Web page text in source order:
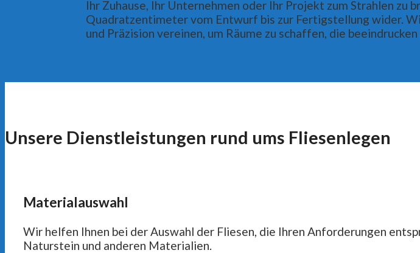
Ihr Zuhause, Ihr Unternehmen oder Ihr Projekt zum Strahlen
Quadratzentimeter vom Entwurf bis zur Fertigstellung wider.
und Präzision vereinen, um Räume zu schaffen, die
Unsere Dienstleistungen rund ums Fliesenlegen
Materialauswahl
Wir helfen Ihnen bei der Auswahl der Fliesen, die Ihren Anforderungen
Naturstein und anderen Materialien.